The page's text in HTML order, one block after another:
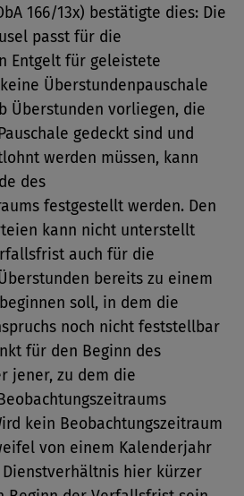
166/13x) bestätigte dies: Die
passt für die
Entgelt für geleistete
Überstundenpauschale
Überstunden vorliegen, die
gedeckt sind und
werden müssen, kann
des
festgestellt werden. Den
kann nicht unterstellt
auch für die
bereits zu einem
soll, in dem die
noch nicht feststellbar
für den Beginn des
jener, zu dem die
kein Beobachtungszeitraum
von einem Kalenderjahr
Dienstverhältnis hier kürzer